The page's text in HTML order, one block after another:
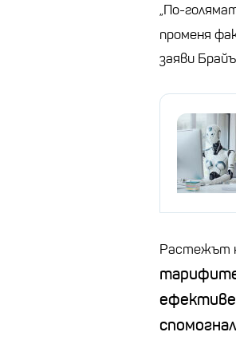
„По-
променя
заяви
Растежът